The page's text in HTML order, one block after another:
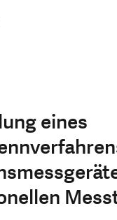
eines